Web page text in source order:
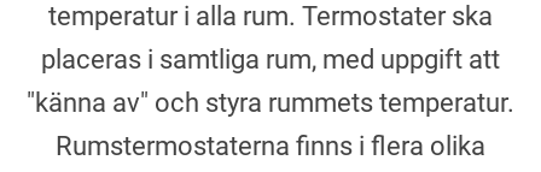
temperatur i alla rum. Termostater ska
placeras i samtliga rum, med uppgift att
"känna av" och styra rummets temperatur.
Rumstermostaterna finns i flera olika